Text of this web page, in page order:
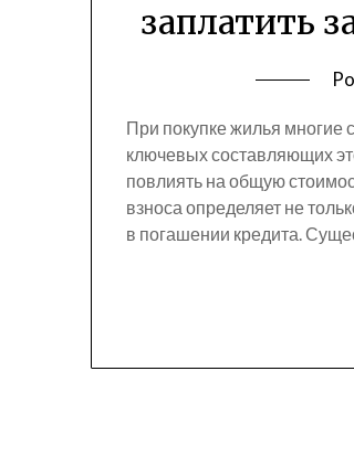
заплатить
При покупке жилья многие
ключевых составляющих
повлиять на общую
взноса определяет не
в погашении кредита.